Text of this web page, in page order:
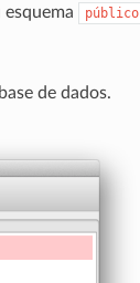
esquema público
de dados.